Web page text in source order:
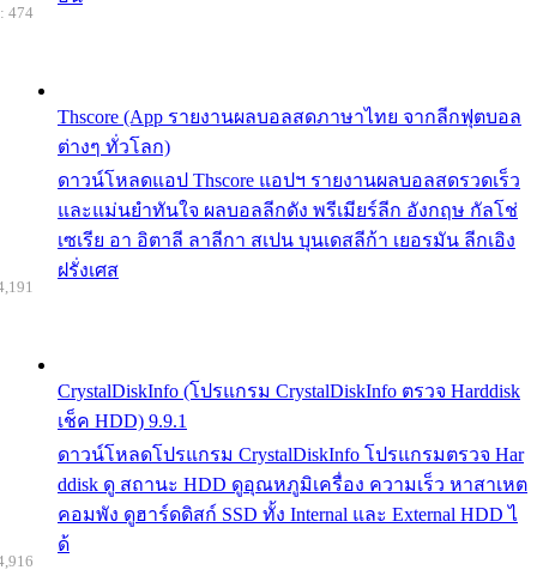
Thscore (App รายงานผลบอลสดภาษาไทย จากลีกฟุตบอล
ต่างๆ ทั่วโลก)
ดาวน์โหลดแอป Thscore แอปฯ รายงานผลบอลสดรวดเร็ว
และแม่นยำทันใจ ผลบอลลีกดัง พรีเมียร์ลีก อังกฤษ กัลโช่
เซเรีย อา อิตาลี ลาลีกา สเปน บุนเดสลีก้า เยอรมัน ลีกเอิง
ฝรั่งเศส
474
CrystalDiskInfo (โปรแกรม CrystalDiskInfo ตรวจ Harddisk
เช็ค HDD) 9.9.1
ดาวน์โหลดโปรแกรม CrystalDiskInfo โปรแกรมตรวจ Har
ddisk ดู สถานะ HDD ดูอุณหภูมิเครื่อง ความเร็ว หาสาเหต
คอมพัง ดูฮาร์ดดิสก์ SSD ทั้ง Internal และ External HDD ไ
ด้